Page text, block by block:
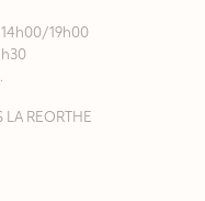
19h00
REORTHE